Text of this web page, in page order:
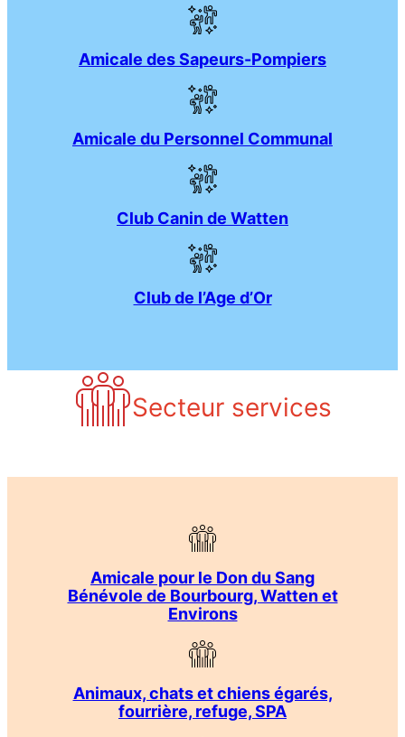
Amicale des Sapeurs-Pompiers
Amicale du Personnel Communal
Club Canin de Watten
Club de l’Age d’Or
Secteur services
Amicale pour le Don du Sang
Bénévole de Bourbourg, Watten et
Environs
Animaux, chats et chiens égarés,
fourrière, refuge, SPA